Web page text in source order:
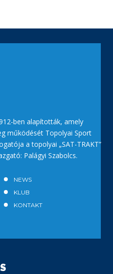
ben alapították, amely
működését Topolyai Sport
a topolyai „SAT-TRAKT”
Palágyi Szabolcs.
NEWS
KLUB
KONTAKT